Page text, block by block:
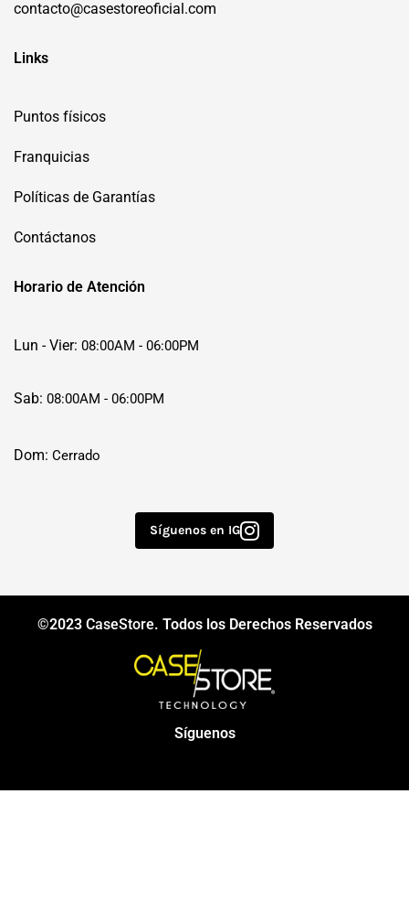
contacto@casestoreoficial.com
Links
Puntos físicos
Franquicias
Políticas de Garantías
Contáctanos
Horario de Atención
Lun - Vier: 08:00AM - 06:00PM
Sab: 08:00AM - 06:00PM
Dom: Cerrado
Síguenos en IG
©2023 CaseStore. Todos los Derechos Reservados
Síguenos